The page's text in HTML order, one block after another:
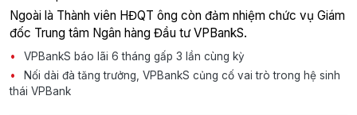
Ngoài là Thành viên HĐQT ông còn đảm nhiệm chức vụ Giám
đốc Trung tâm Ngân hàng Đầu tư VPBankS.
VPBankS báo lãi 6 tháng gấp 3 lần cùng kỳ
Nối dài đà tăng trưởng, VPBankS củng cố vai trò trong hệ sinh
thái VPBank